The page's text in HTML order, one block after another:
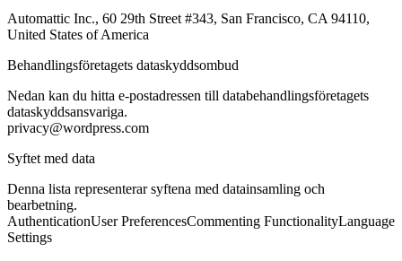
Automattic Inc., 60 29th Street #343, San Francisco, CA 94110,
United States of America
Behandlingsföretagets dataskyddsombud
Nedan kan du hitta e-postadressen till databehandlingsföretagets
dataskyddsansvariga.
privacy@wordpress.com
Syftet med data
Denna lista representerar syftena med datainsamling och
bearbetning.
AuthenticationUser PreferencesCommenting FunctionalityLanguage
Settings